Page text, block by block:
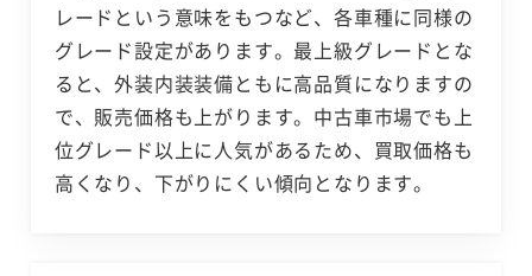
レードという意味をもつなど、各車種に同様の
グレード設定があります。最上級グレードとな
ると、外装内装装備ともに高品質になりますの
で、販売価格も上がります。中古車市場でも上
位グレード以上に人気があるため、買取価格も
高くなり、下がりにくい傾向となります。